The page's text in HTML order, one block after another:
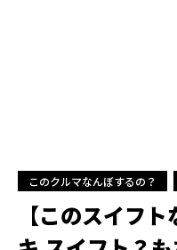
このクルマなんぼするの？
【このスイフ